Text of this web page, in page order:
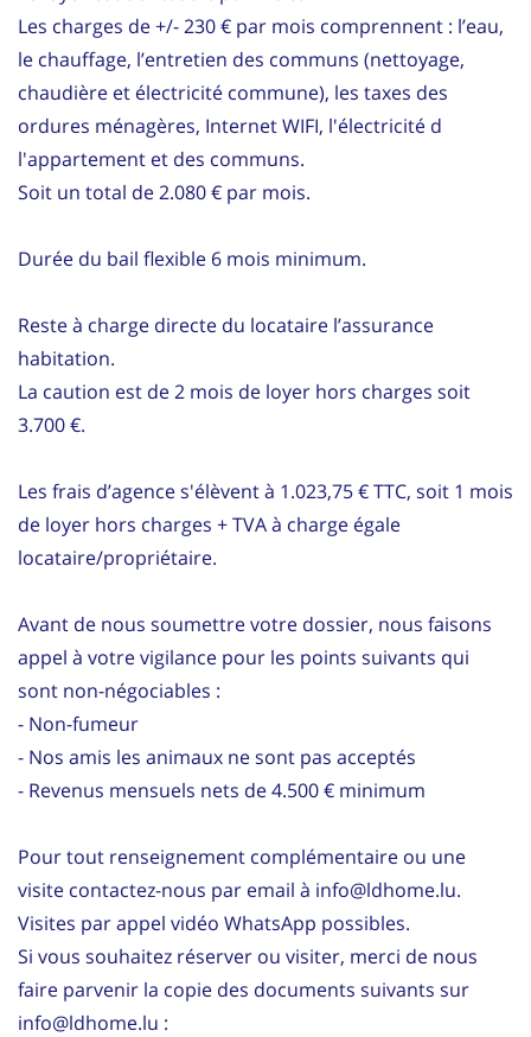
Les charges de +/- 230 € par mois comprennent : l’eau,
le chauffage, l’entretien des communs (nettoyage,
chaudière et électricité commune), les taxes des
ordures ménagères, Internet WIFI, l'électricité d
l'appartement et des communs.
Soit un total de 2.080 € par mois.
Durée du bail flexible 6 mois minimum.
Reste à charge directe du locataire l’assurance
habitation.
La caution est de 2 mois de loyer hors charges soit
3.700 €.
Les frais d’agence s'élèvent à 1.023,75 € TTC, soit 1 mois
de loyer hors charges + TVA à charge égale
locataire/propriétaire.
Avant de nous soumettre votre dossier, nous faisons
appel à votre vigilance pour les points suivants qui
sont non-négociables :
- Non-fumeur
- Nos amis les animaux ne sont pas acceptés
- Revenus mensuels nets de 4.500 € minimum
Pour tout renseignement complémentaire ou une
visite contactez-nous par email à info@ldhome.lu.
Visites par appel vidéo WhatsApp possibles.
Si vous souhaitez réserver ou visiter, merci de nous
faire parvenir la copie des documents suivants sur
info@ldhome.lu :